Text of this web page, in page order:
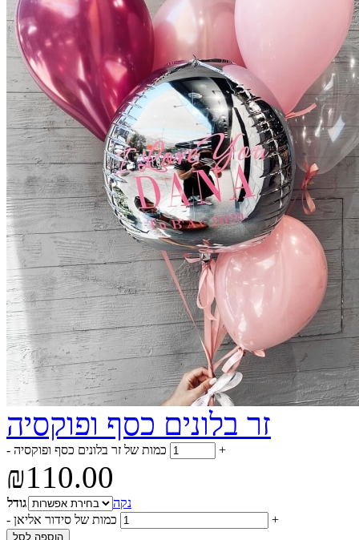
זר בלונים כסף ופוקסיה
- כמות של זר בלונים כסף ופוקסיה +
₪110.00
גודל
נקה
- כמות של סידור אליאן +
הוספה לסל